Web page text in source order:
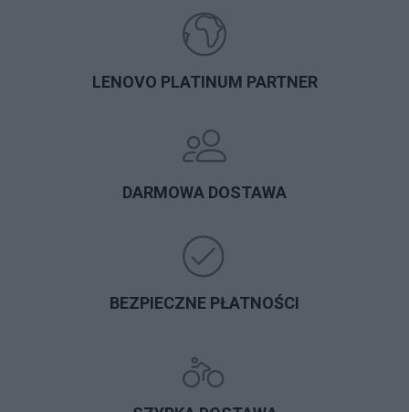
LENOVO PLATINUM PARTNER
DARMOWA DOSTAWA
BEZPIECZNE PŁATNOŚCI